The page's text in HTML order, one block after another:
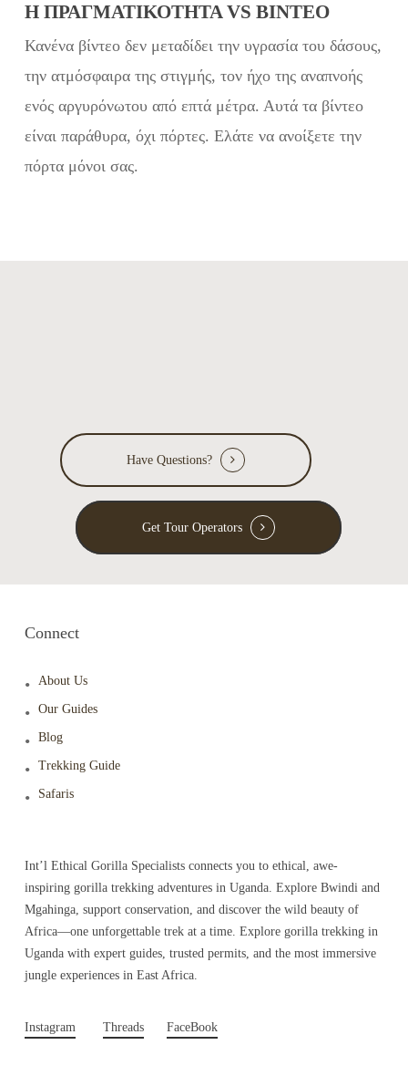
Η ΠΡΑΓΜΑΤΙΚΌΤΗΤΑ VS ΒΊΝΤΕΟ
Κανένα βίντεο δεν μεταδίδει την υγρασία του δάσους,
την ατμόσφαιρα της στιγμής, τον ήχο της αναπνοής
ενός αργυρόνωτου από επτά μέτρα. Αυτά τα βίντεο
είναι παράθυρα, όχι πόρτες. Ελάτε να ανοίξετε την
πόρτα μόνοι σας.
Have Questions?
Get Tour Operators
Connect
About Us
Our Guides
Blog
Trekking Guide
Safaris
Int’l Ethical Gorilla Specialists connects you to ethical, awe-
inspiring gorilla trekking adventures in Uganda. Explore Bwindi and
Mgahinga, support conservation, and discover the wild beauty of
Africa—one unforgettable trek at a time. Explore gorilla trekking in
Uganda with expert guides, trusted permits, and the most immersive
jungle experiences in East Africa.
Instagram Threads FaceBook